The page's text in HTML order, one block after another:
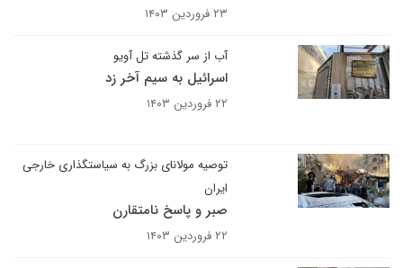
۲۳ فروردین ۱۴۰۳
آب از سر گذشته تل آویو
اسرائیل به سیم آخر زد
۲۲ فروردین ۱۴۰۳
توصیه مولانای بزرگ به سیاستگذاری خارجی
ایران
صبر و پاسخ نامتقارن
۲۲ فروردین ۱۴۰۳